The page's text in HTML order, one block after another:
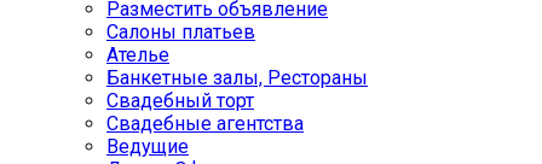
Разместить объявление
Салоны платьев
Ателье
Банкетные залы, Рестораны
Свадебный торт
Свадебные агентства
Ведущие